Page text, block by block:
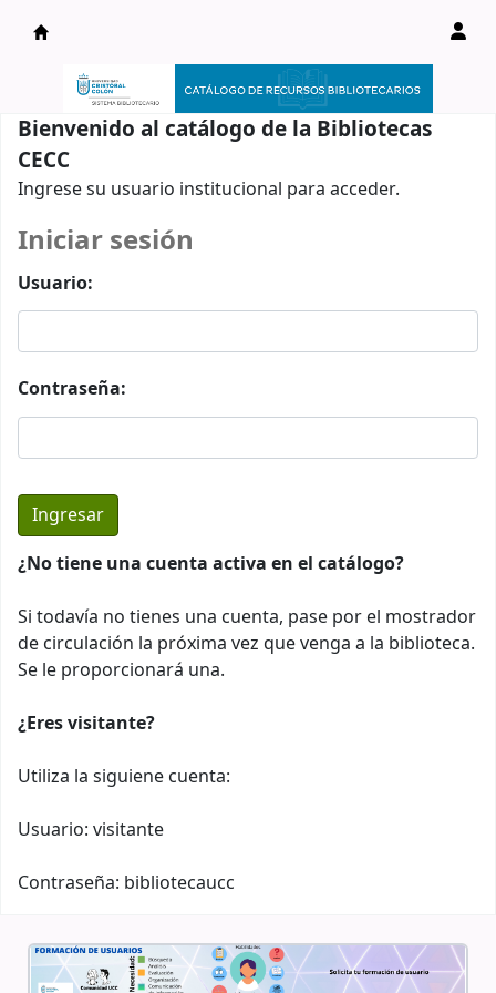
Catálogo en línea
Bienvenido al catálogo de la Bibliotecas
CECC
Ingrese su usuario institucional para acceder.
Iniciar sesión
Usuario:
Contraseña:
¿No tiene una cuenta activa en el catálogo?
Si todavía no tienes una cuenta, pase por el mostrador
de circulación la próxima vez que venga a la biblioteca.
Se le proporcionará una.
¿Eres visitante?
Utiliza la siguiene cuenta:
Usuario: visitante
Contraseña: bibliotecaucc